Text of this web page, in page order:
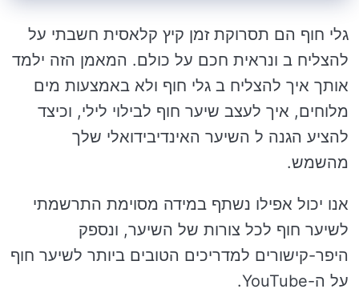
גלי חוף הם תסרוקת זמן קיץ קלאסית חשבתי על
להצליח ב ונראית חכם על כולם. המאמן הזה ילמד
אותך איך להצליח ב גלי חוף ולא באמצעות מים
מלוחים, איך לעצב שיער חוף לבילוי לילי, וכיצד
להציע הגנה ל השיער האינדיבידואלי שלך
מהשמש.
אנו יכול אפילו נשתף במידה מסוימת התרשמתי
לשיער חוף לכל צורות של השיער, ונספק
היפר-קישורים למדריכים הטובים ביותר לשיער חוף
על ה-YouTube.